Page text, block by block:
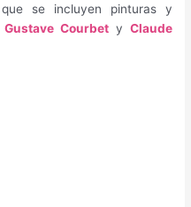
se incluyen pinturas y
Gustave Courbety Claude